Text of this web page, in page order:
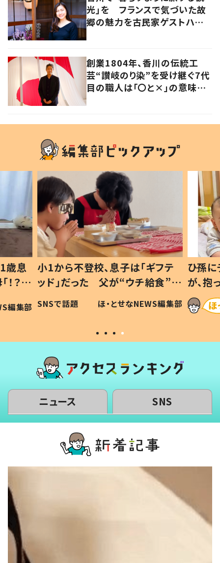
光」を フランスで気づいた故
郷の魅力を古民家ゲストハウス
創業1804年、香川の伝統工
芸“讃岐のり染”を受け継ぐ7代
目の職人は「〇と×」の意味を
歳息
？」
編集部
小1から不登校、息子は「ギフテ
ッド」だった 父が“ウチ給食”を
作り続ける理由とは #令和の親
#令和の子
SNSで話題 ほ・とせなNEWS編集部
ひ孫
が、
「涙が
い」
ニュース SNS